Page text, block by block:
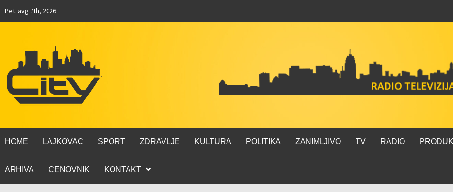
Pet. avg 7th, 2026
HOME LAJKOVAC SPORT ZDRAVLJE KULTURA POLITIKA ZANIMLJIVO TV RADIO
ARHIVA CENOVNIK KONTAKT